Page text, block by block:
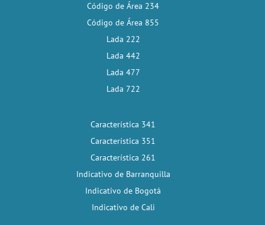
Código de Área 234
Código de Área 855
Lada 222
Lada 442
Lada 477
Lada 722
Característica 341
Característica 351
Característica 261
Indicativo de Barranquilla
Indicativo de Bogotá
Indicativo de Cali